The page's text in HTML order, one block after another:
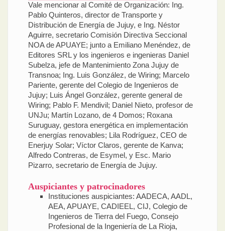
Vale mencionar al Comité de Organización: Ing.
Pablo Quinteros, director de Transporte y
Distribución de Energía de Jujuy, e Ing. Néstor
Aguirre, secretario Comisión Directiva Seccional
NOA de APUAYE; junto a Emiliano Menéndez, de
Editores SRL y los ingenieros e ingenieras Daniel
Subelza, jefe de Mantenimiento Zona Jujuy de
Transnoa; Ing. Luis González, de Wiring; Marcelo
Pariente, gerente del Colegio de Ingenieros de
Jujuy; Luis Ángel González, gerente general de
Wiring; Pablo F. Mendivil; Daniel Nieto, profesor de
UNJu; Martín Lozano, de 4 Domos; Roxana
Suruguay, gestora energética en implementación
de energías renovables; Lila Rodríguez, CEO de
Enerjuy Solar; Víctor Claros, gerente de Kanva;
Alfredo Contreras, de Esymel, y Esc. Mario
Pizarro, secretario de Energía de Jujuy.
Auspiciantes y patrocinadores
Instituciones auspiciantes: AADECA, AADL,
AEA, APUAYE, CADIEEL, CIJ, Colegio de
Ingenieros de Tierra del Fuego, Consejo
Profesional de la Ingeniería de La Rioja,